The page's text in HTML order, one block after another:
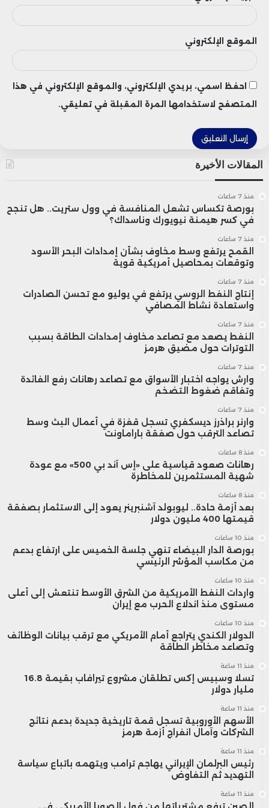
على بقاء الطلب الاستثماري قائمًا رغم التقلبات
التي تشهدها سوق العملات المشفرة وارتفاع
مستويات الحذر لدى المستثمرين.
وبحسب بيانات منصة SoSoValue، بلغت
التدفقات التراكمية إلى صناديق الريبل الفورية
نحو 1.49 مليار دولار، بينما استقر صافي قيمة
دولار، ما يعكس استمرار حضور المستثمرين
المؤسسيين في السوق رغم تباطؤ النشاط
الفردي.
الموقع الإلكتروني
احفظ اسمي، بريدي الإلكتروني، والموقع الإلكتروني في هذا
المتصفح لاستخدامها المرة المقبلة في تعليقي.
المقالات الأخيرة
منذ 7 ساعات
بورصة تكساس تشعل المنافسة في وول ستريت.. هل تنجح
في كسر هيمنة نيويورك وناسداك؟
منذ 7 ساعات
القمح يرتفع وسط مخاوف بشأن إمدادات البحر الأسود
وتوقعات بمحاصيل أمريكية قوية
منذ 7 ساعات
إنتاج النفط الروسي يرتفع في يوليو مع تحسن الصادرات
واستعادة نشاط المصافي
منذ 7 ساعات
النفط يصعد مع تصاعد مخاوف إمدادات الطاقة بسبب
التوترات حول مضيق هرمز
منذ 7 ساعات
وارش يواجه اختبار الأسواق مع تصاعد رهانات رفع الفائدة
وتفاقم ضغوط التضخم
منذ 7 ساعات
وارنر براذرز ديسكفري تسجل قفزة في أعمال البث وسط
تصاعد الترقب حول صفقة باراماونت
منذ 8 ساعات
رهانات صعود قياسية على «إس آند بي 500» مع عودة
شهية المستثمرين للمخاطرة
منذ 8 ساعات
بعد أزمة حادة.. ليوبولد آشنبرينر يعود إلى الاستثمار بصفقة
قيمتها 400 مليون دولار
منذ 10 ساعات
بورصة الدار البيضاء تنهي جلسة الخميس على ارتفاع بدعم
من مكاسب المؤشر الرئيسي
منذ 10 ساعات
واردات النفط الأمريكية من الشرق الأوسط تنتعش إلى أعلى
مستوى منذ اندلاع الحرب مع إيران
منذ 10 ساعات
الدولار الكندي يتراجع أمام الأمريكي مع ترقب بيانات الوظائف
وتصاعد مخاطر الطاقة
منذ 11 ساعة
تسلا وسبيس إكس تطلقان مشروع تيرافاب بقيمة 16.8
مليار دولار
منذ 11 ساعة
الأسهم الأوروبية تسجل قمة تاريخية جديدة بدعم نتائج
الشركات وآمال انفراج أزمة هرمز
منذ 11 ساعة
رئيس البرلمان الإيراني يهاجم ترامب ويتهمه باتباع سياسة
التهديد ثم التفاوض
منذ 11 ساعة